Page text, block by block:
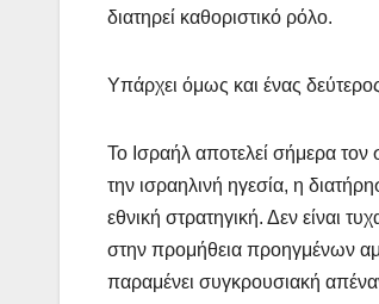
διατηρεί καθοριστικό ρόλο.
Υπάρχει όμως και ένας
Το Ισραήλ αποτελεί σήμερα
την ισραηλινή ηγεσία, η
εθνική στρατηγική. Δεν είναι
στην προμήθεια προηγμένων
παραμένει συγκρουσιακή